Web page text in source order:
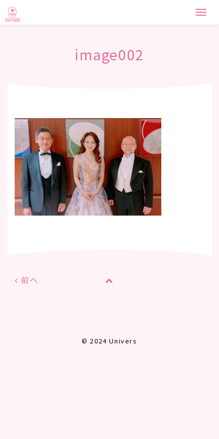
image002
前へ
© 2024 Univers